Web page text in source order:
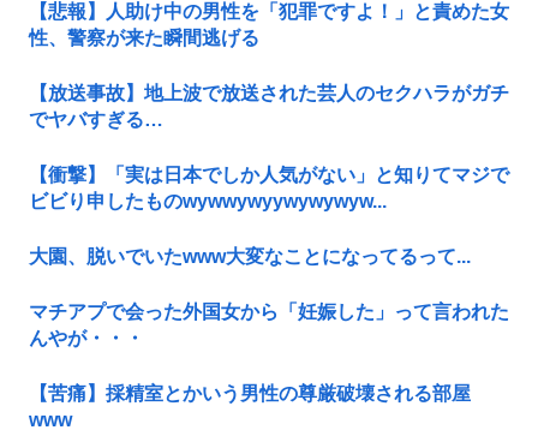
【悲報】人助け中の男性を「犯罪ですよ！」と責めた女
性、警察が来た瞬間逃げる
【放送事故】地上波で放送された芸人のセクハラがガチ
でヤバすぎる…
【衝撃】「実は日本でしか人気がない」と知りてマジで
ビビり申したものwywwywyywywywyw...
大園、脱いでいたwww大変なことになってるって...
マチアプで会った外国女から「妊娠した」って言われた
んやが・・・
【苦痛】採精室とかいう男性の尊厳破壊される部屋
www